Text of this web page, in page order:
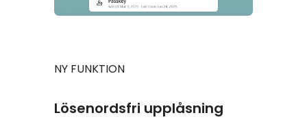
NY FUNKTION
Lösenordsfri upplåsning